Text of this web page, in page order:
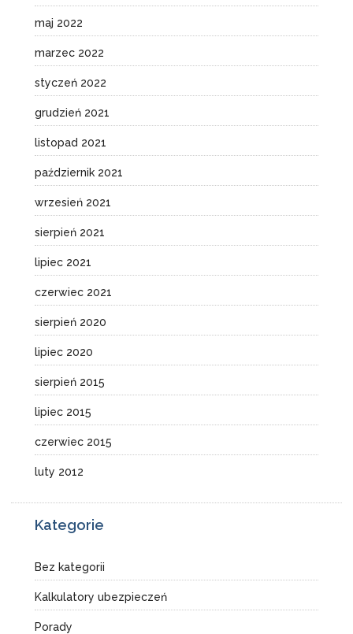
maj 2022
marzec 2022
styczeń 2022
grudzień 2021
listopad 2021
październik 2021
wrzesień 2021
sierpień 2021
lipiec 2021
czerwiec 2021
sierpień 2020
lipiec 2020
sierpień 2015
lipiec 2015
czerwiec 2015
luty 2012
Kategorie
Bez kategorii
Kalkulatory ubezpieczeń
Porady